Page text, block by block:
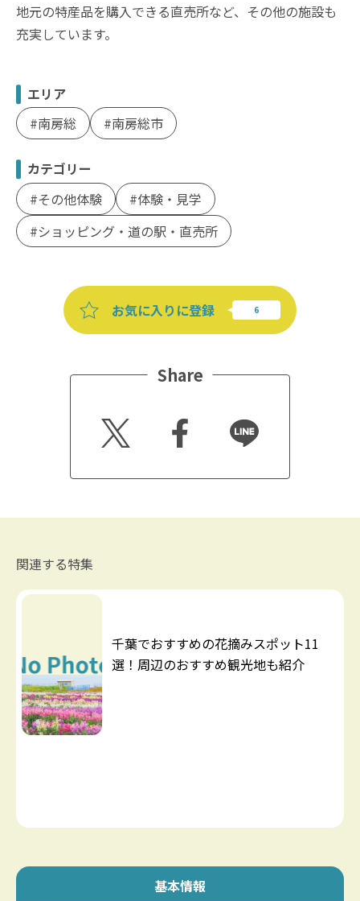
地元の特産品を購入できる直売所など、その他の施設も
充実しています。
エリア
南房総
南房総市
カテゴリー
その他体験
体験・見学
ショッピング・道の駅・直売所
お気に入りに登録
Share
Twitt
er
Faceb
ook
Line
関連する特集
千葉でおすすめの花摘みスポット11
選！周辺のおすすめ観光地も紹介
基本情報